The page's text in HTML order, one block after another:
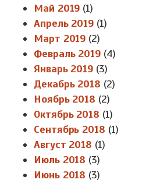
Май 2019 (1)
Апрель 2019 (1)
Март 2019 (2)
Февраль 2019 (4)
Январь 2019 (3)
Декабрь 2018 (2)
Ноябрь 2018 (2)
Октябрь 2018 (1)
Сентябрь 2018 (1)
Август 2018 (1)
Июль 2018 (3)
Июнь 2018 (3)